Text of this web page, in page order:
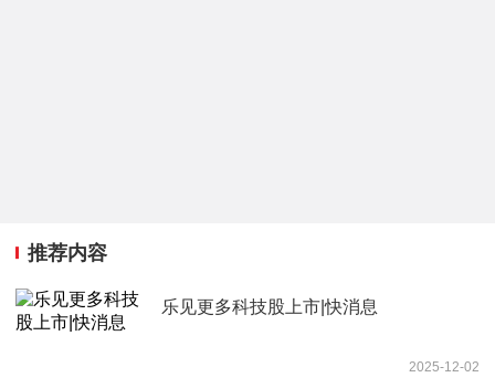
推荐内容
乐见更多科技股上市|快消息
2025-12-02